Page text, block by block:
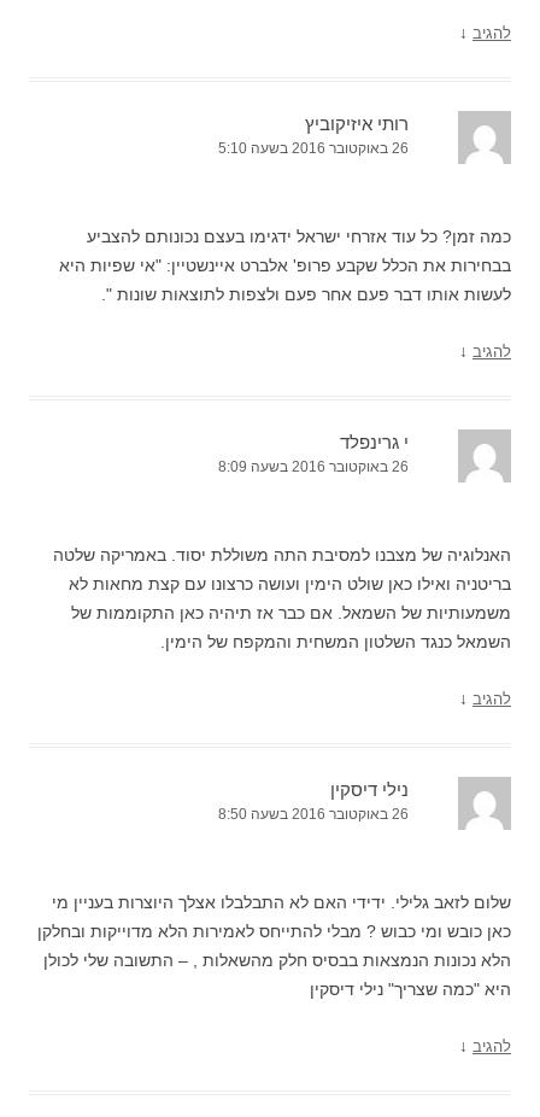
להגיב ↓
רותי איזיקוביץ
26 באוקטובר 2016 בשעה 5:10
כמה זמן? כל עוד אזרחי ישראל ידגימו בעצם נכונותם להצביע
בבחירות את הכלל שקבע פרופ' אלברט איינשטיין: "אי שפיות היא
לעשות אותו דבר פעם אחר פעם ולצפות לתוצאות שונות ".
להגיב ↓
י גרינפלד
26 באוקטובר 2016 בשעה 8:09
האנלוגיה של מצבנו למסיבת התה משוללת יסוד. באמריקה שלטה
בריטניה ואילו כאן שולט הימין ועושה כרצונו עם קצת מחאות לא
משמעותיות של השמאל. אם כבר אז תיהיה כאן התקוממות של
השמאל כנגד השלטון המשחית והמקפח של הימין.
להגיב ↓
נילי דיסקין
26 באוקטובר 2016 בשעה 8:50
שלום לזאב גלילי. ידידי האם לא התבלבלו אצלך היוצרות בעניין מי
כאן כובש ומי כבוש ? מבלי להתייחס לאמירות הלא מדוייקות ובחלקן
הלא נכונות הנמצאות בבסיס חלק מהשאלות , – התשובה שלי לכולן
היא "כמה שצריך" נילי דיסקין
להגיב ↓